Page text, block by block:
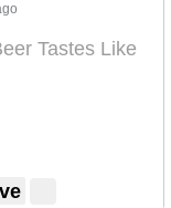
Tastes Like